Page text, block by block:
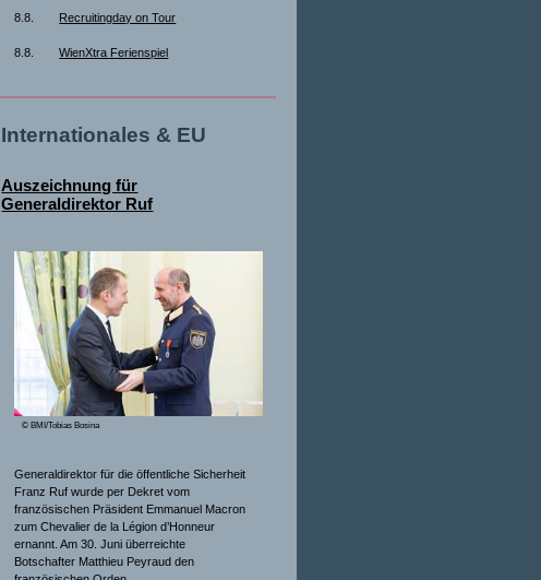
8.8. Recruitingday on Tour
8.8. WienXtra Ferienspiel
Internationales & EU
Auszeichnung für
Generaldirektor Ruf
© BMI/Tobias Bosina
Generaldirektor für die öffentliche Sicherheit
Franz Ruf wurde per Dekret vom
französischen Präsident Emmanuel Macron
zum Chevalier de la Légion d’Honneur
ernannt. Am 30. Juni überreichte
Botschafter Matthieu Peyraud den